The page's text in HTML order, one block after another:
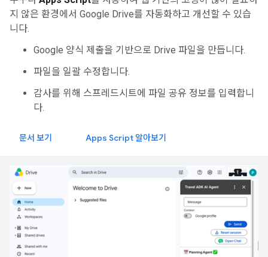
지 않은 환경에서 Google Drive를 자동화하고 개선할 수 있습
니다.
Google 양식 제출을 기반으로 Drive 파일을 만듭니다.
파일을 일괄 수정합니다.
감사를 위해 스프레드시트에 파일 공유 정보를 입력합니
다.
문서 보기 Apps Script 알아보기